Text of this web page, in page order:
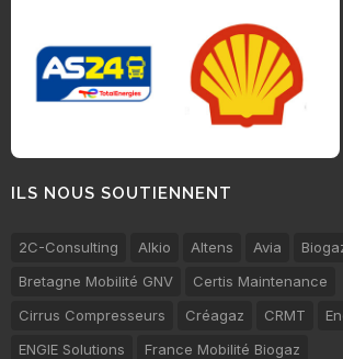
ILS NOUS SOUTIENNENT
2C-Consulting Alkio Altens Avia
Bretagne Mobilité GNV
Certis Maintenance
Cirrus Compresseurs
Créagaz CRMT
ENGIE Solutions
France Mobilité Biogaz